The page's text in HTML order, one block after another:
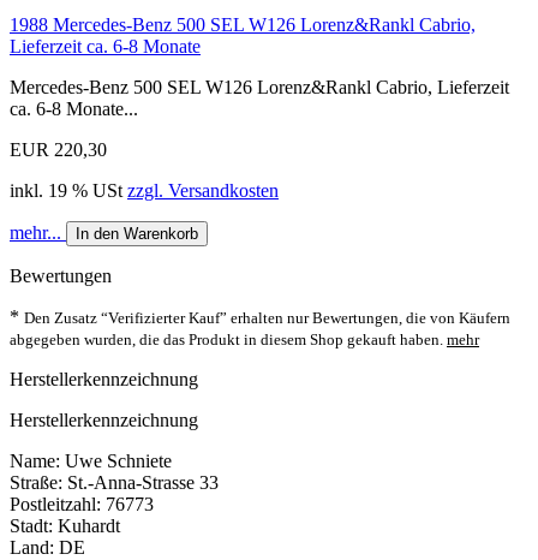
1988 Mercedes-Benz 500 SEL W126 Lorenz&Rankl Cabrio,
Lieferzeit ca. 6-8 Monate
Mercedes-Benz 500 SEL W126 Lorenz&Rankl Cabrio, Lieferzeit
ca. 6-8 Monate...
EUR 220,30
inkl. 19 % USt zzgl. Versandkosten
mehr... In den Warenkorb
Bewertungen
* Den Zusatz “Verifizierter Kauf” erhalten nur Bewertungen, die von Käufern
abgegeben wurden, die das Produkt in diesem Shop gekauft haben. mehr
Herstellerkennzeichnung
Herstellerkennzeichnung
Name: Uwe Schniete
Straße: St.-Anna-Strasse 33
Postleitzahl: 76773
Stadt: Kuhardt
Land: DE